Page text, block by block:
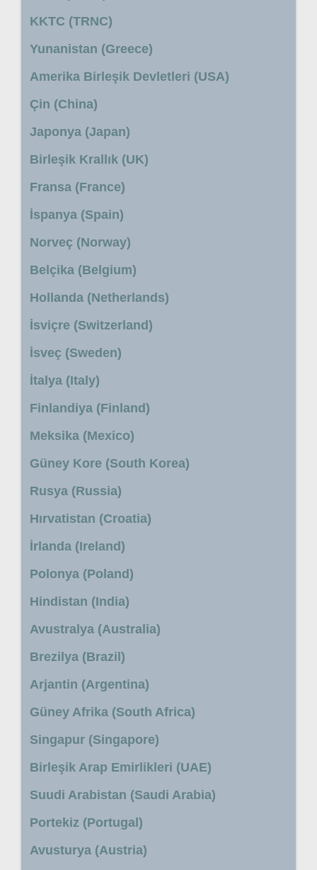
KKTC (TRNC)
Yunanistan (Greece)
Amerika Birleşik Devletleri (USA)
Çin (China)
Japonya (Japan)
Birleşik Krallık (UK)
Fransa (France)
İspanya (Spain)
Norveç (Norway)
Belçika (Belgium)
Hollanda (Netherlands)
İsviçre (Switzerland)
İsveç (Sweden)
İtalya (Italy)
Finlandiya (Finland)
Meksika (Mexico)
Güney Kore (South Korea)
Rusya (Russia)
Hırvatistan (Croatia)
İrlanda (Ireland)
Polonya (Poland)
Hindistan (India)
Avustralya (Australia)
Brezilya (Brazil)
Arjantin (Argentina)
Güney Afrika (South Africa)
Singapur (Singapore)
Birleşik Arap Emirlikleri (UAE)
Suudi Arabistan (Saudi Arabia)
Portekiz (Portugal)
Avusturya (Austria)